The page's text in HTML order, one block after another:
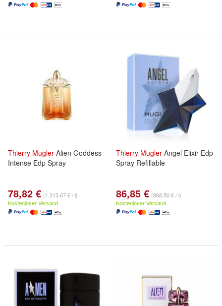
Thierry Mugler Alien Goddess
Intense Edp Spray
78,82 € (1.313,67 € / l)
Kostenloser Versand
Thierry Mugler Angel Elixir Edp
Spray Refillable
86,85 € (868,50 € / l)
Kostenloser Versand